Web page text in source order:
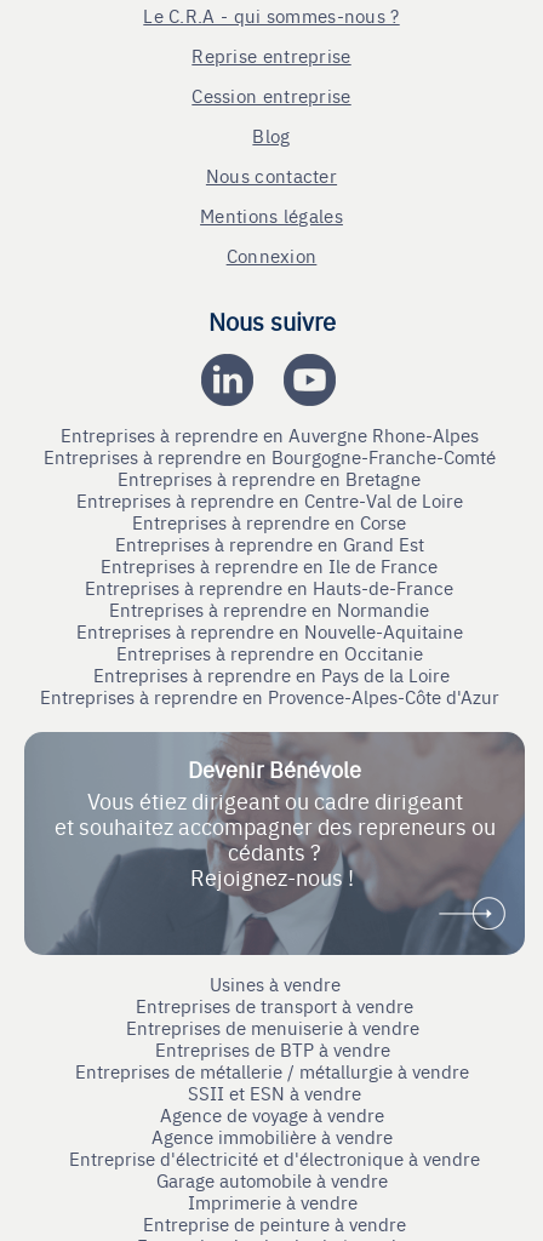
Le C.R.A - qui sommes-nous ?
Reprise entreprise
Cession entreprise
Blog
Nous contacter
Mentions légales
Connexion
Nous suivre
Entreprises à reprendre en Auvergne Rhone-Alpes
Entreprises à reprendre en Bourgogne-Franche-Comté
Entreprises à reprendre en Bretagne
Entreprises à reprendre en Centre-Val de Loire
Entreprises à reprendre en Corse
Entreprises à reprendre en Grand Est
Entreprises à reprendre en Ile de France
Entreprises à reprendre en Hauts-de-France
Entreprises à reprendre en Normandie
Entreprises à reprendre en Nouvelle-Aquitaine
Entreprises à reprendre en Occitanie
Entreprises à reprendre en Pays de la Loire
Entreprises à reprendre en Provence-Alpes-Côte d'Azur
Devenir Bénévole
Vous étiez dirigeant ou cadre dirigeant
et souhaitez accompagner des repreneurs ou
cédants ?
Rejoignez-nous !
Usines à vendre
Entreprises de transport à vendre
Entreprises de menuiserie à vendre
Entreprises de BTP à vendre
Entreprises de métallerie / métallurgie à vendre
SSII et ESN à vendre
Agence de voyage à vendre
Agence immobilière à vendre
Entreprise d'électricité et d'électronique à vendre
Garage automobile à vendre
Imprimerie à vendre
Entreprise de peinture à vendre